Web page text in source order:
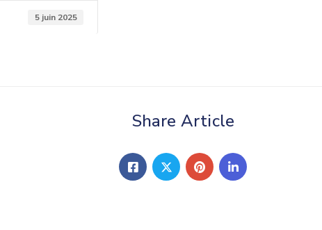
5 juin 2025
Share Article